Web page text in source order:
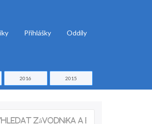
Přihlášky Oddíly
2016 2015